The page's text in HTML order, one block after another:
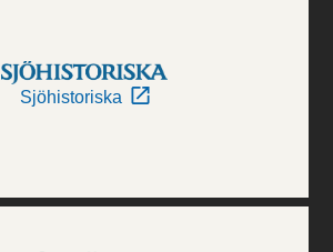
Sjöhistoriska